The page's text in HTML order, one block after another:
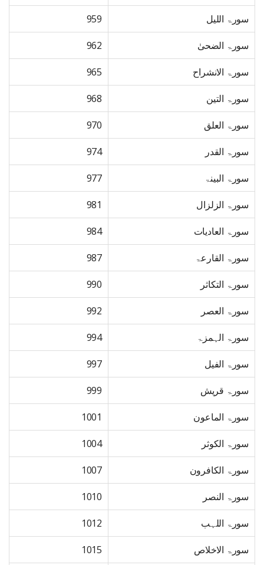
سورۃ اللیل 959
سورۃ الضحیٰ 962
سورۃ الانشراح 965
سورۃ التین 968
سورۃ العلق 970
سورۃ القدر 974
سورۃ البینۃ 977
سورۃ الزلزال 981
سورۃ العادیات 984
سورۃ القارعۃ 987
سورۃ التکاثر 990
سورۃ العصر 992
سورۃ الہمزۃ 994
سورۃ الفیل 997
سورۃ قریش 999
سورۃ الماعون 1001
سورۃ الکوثر 1004
سورۃ الکافرون 1007
سورۃ النصر 1010
سورۃ اللہب 1012
سورۃ الاخلاص 1015